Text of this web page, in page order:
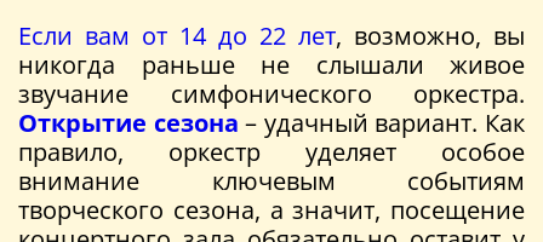
Если вам от 14 до 22 лет, возможно, вы
никогда раньше не слышали живое
звучание симфонического оркестра.
Открытие сезона – удачный вариант. Как
правило, оркестр уделяет особое
внимание ключевым событиям
творческого сезона, а значит, посещение